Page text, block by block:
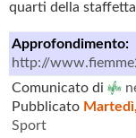
quarti della staffetta
Approfondimento:
http://
Comunicato di
Pubblicato
Sport